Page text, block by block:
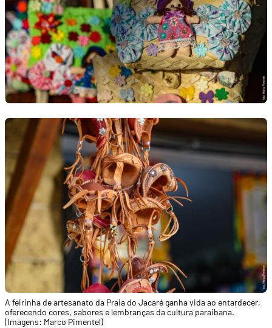
A feirinha de artesanato da Praia do Jacaré ganha vida ao entardecer,
oferecendo cores, sabores e lembranças da cultura paraibana.
(Imagens: Marco Pimentel)